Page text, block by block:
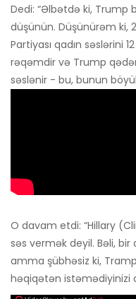
Dedi: “Əlbətdə ki, Trump
düşünün. Düşünürəm ki,
Partiyası qadın səslərini
rəqəmdir və Trump
səslənir - bu, bunun
O davam etdi: “Hillary
səs vermək deyil. Bəli,
amma şübhəsiz ki,
həqiqətən istəmədiyinizi